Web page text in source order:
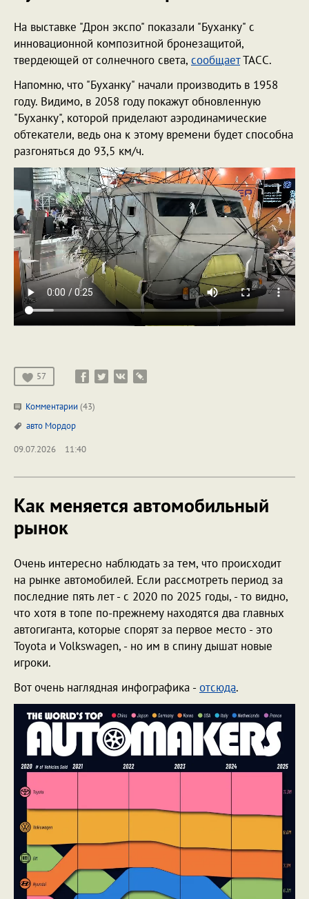
На выставке "Дрон экспо" показали "Буханку" с
инновационной композитной бронезащитой,
твердеющей от солнечного света, сообщаетТАСС.
Напомню, что "Буханку" начали производить в 1958
году. Видимо, в 2058 году покажут обновленную
"Буханку", которой приделают аэродинамические
обтекатели, ведь она к этому времени будет способна
разгоняться до 93,5 км/ч.
57
Комментарии (43)
авто Мордор
09.07.2026
11:40
Как меняется автомобильный
рынок
Очень интересно наблюдать за тем, что происходит
на рынке автомобилей. Если рассмотреть период за
последние пять лет - с 2020 по 2025 годы, - то видно,
что хотя в топе по-прежнему находятся два главных
автогиганта, которые спорят за первое место - это
Toyota и Volkswagen, - но им в спину дышат новые
игроки.
Вот очень наглядная инфографика -отсюда.